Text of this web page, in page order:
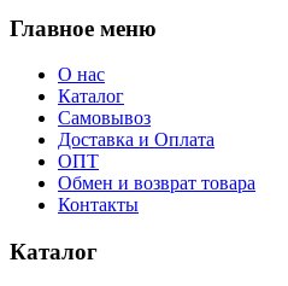
Главное меню
О нас
Каталог
Самовывоз
Доставка и Оплата
ОПТ
Обмен и возврат товара
Контакты
Каталог